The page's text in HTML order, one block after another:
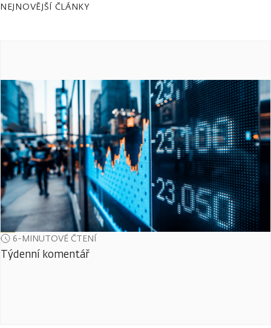
NEJNOVĚJŠÍ ČLÁNKY
6-MINUTOVÉ ČTENÍ
Týdenní komentář